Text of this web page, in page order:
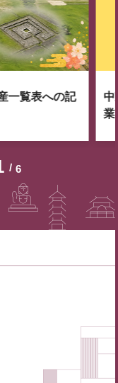
6
一覧表への記
中
業